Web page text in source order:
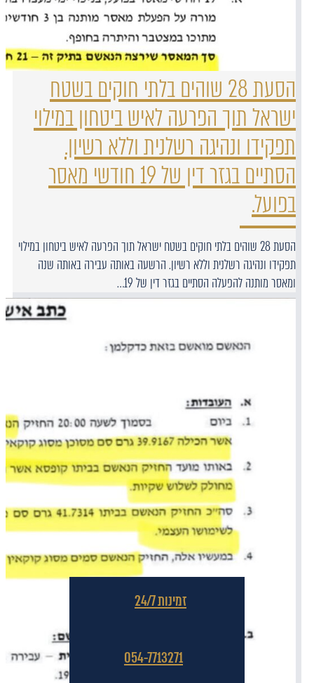
הסעת 28 שוהים בלתי חוקים בשטח
ישראל תוך הפרעה לאיש ביטחון במילוי
תפקידו ונהיגה רשלנית וללא רשיון.
הסתיים בגזר דין של 19 חודשי מאסר
בפועל.
הסעת 28 שוהים בלתי חוקים בשטח ישראל תוך הפרעה לאיש ביטחון במילוי
תפקידו ונהיגה רשלנית וללא רשיון. הרשעה באותה עבירה באותה שנה
ומאסר מותנה להפעלה הסתיים בגזר דין של 19…
זמינות 24/7
054-7713271